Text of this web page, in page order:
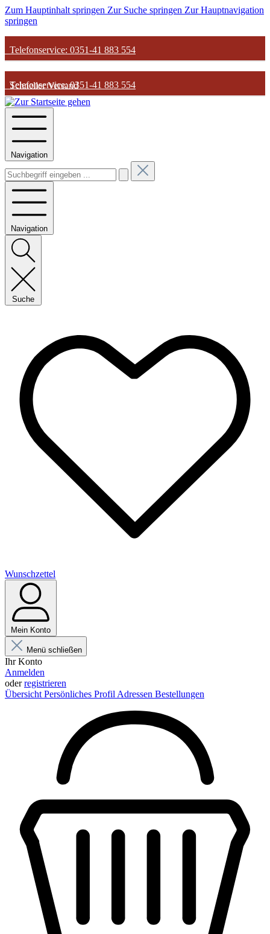
Zum Hauptinhalt springen Zur Suche springen Zur Hauptnavigation
springen
Telefonservice: 0351-41 883 554
Schneller Versand
Günstige Parfum-Preise
Versandkostenfrei ab 50€
Telefonservice: 0351-41 883 554
Schneller Versand
Günstige Parfum-Preise
Versandkostenfrei ab 50€
Navigation
Navigation
Suche
Wunschzettel
Mein Konto
Menü schließen
Ihr Konto
Anmelden
oderregistrieren
Übersicht Persönliches Profil Adressen Bestellungen